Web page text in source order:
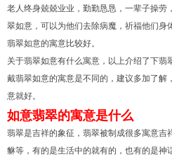
老人终身兢兢业业，勤勤恳恳，一辈子操劳
翠如意，可以为他们去除病魔，祈福他们身
翡翠如意的寓意比较好。
关于翡翠如意有什么寓意，以上介绍了下
戴翡翠如意的寓意是不同的，建议多加了解
意就好。
如意翡翠的寓意是什么
翡翠是吉祥的象征，翡翠被制成很多寓意吉
貅等，有的是生活中的就有的，也有的是神